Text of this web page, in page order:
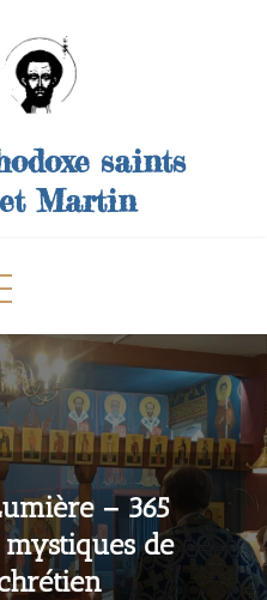
saints
Martin
– 365
de